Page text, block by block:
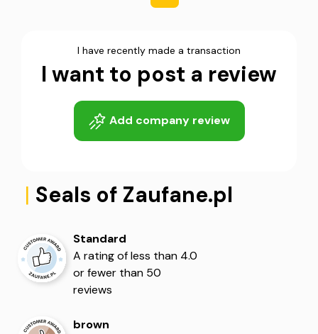
I have recently made a transaction
I want to post a review
Add company review
| Seals of Zaufane.pl
Standard
A rating of less than 4.0
or fewer than 50
reviews
brown